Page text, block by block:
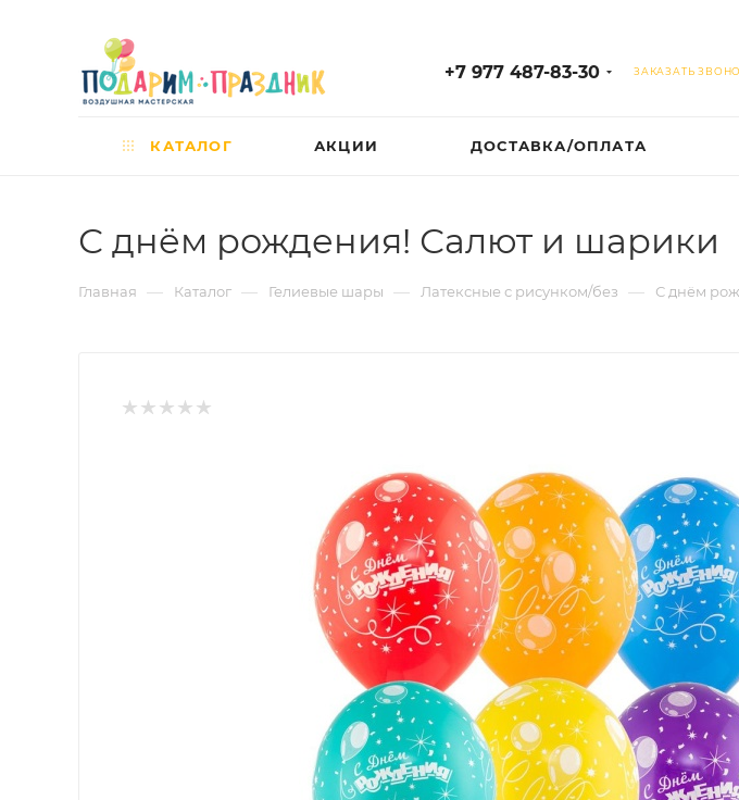
+7 977 487-83-30 ЗАКАЗАТЬ
КАТАЛОГ АКЦИИ ДОСТАВКА/ОПЛАТА
С днём рождения! Салют и шарики
Главная — Каталог — Гелиевые шары — Латексные с рисунком/без — С днём